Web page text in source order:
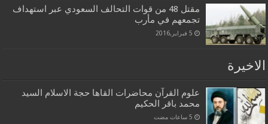
مقتل 48 من قوات التحالف السعودي عبر استهداف
تجمعهم في مأرب
5 فبراير,2016
الاخيرة
علوم القرآن محاضرات القاها حجة الاسلام السيد
محمد باقر الحكيم